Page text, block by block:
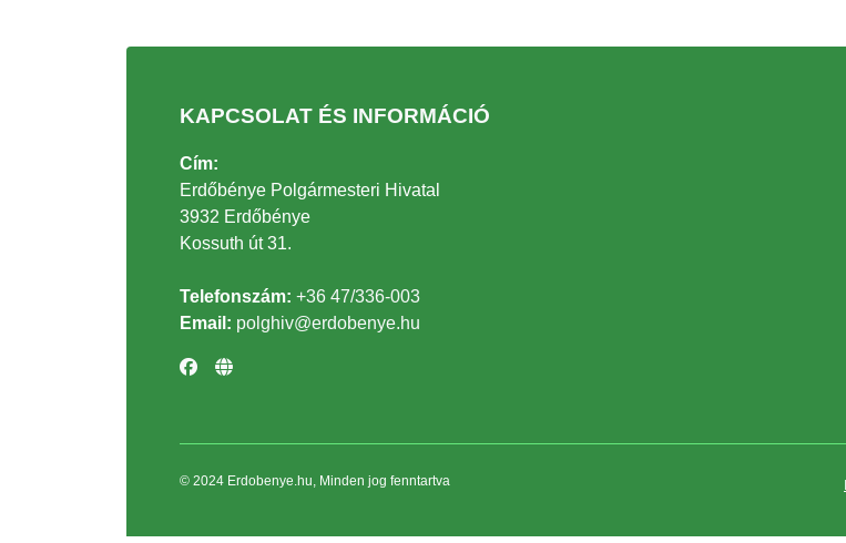
KAPCSOLAT ÉS INFORMÁCIÓ
Cím:
Erdőbénye Polgármesteri Hivatal
3932 Erdőbénye
Kossuth út 31.
Telefonszám: +36 47/336-003
Email: polghiv@erdobenye.hu
© 2024 Erdobenye.hu, Minden jog fenntartva